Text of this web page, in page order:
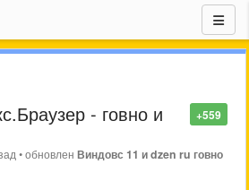
+559
- говно и
•обновленВиндовс 11 и dzen ru говно